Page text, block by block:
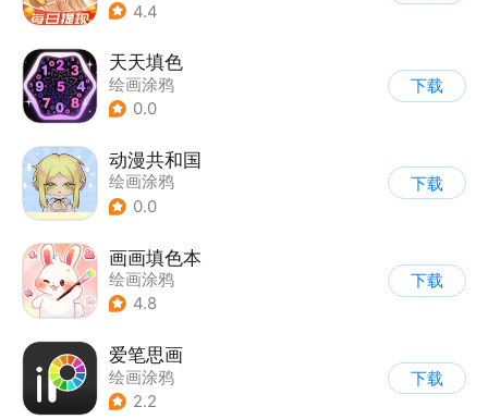
4.4
天天填色
绘画涂鸦
0.0
下载
动漫共和国
绘画涂鸦
0.0
下载
画画填色本
绘画涂鸦
4.8
下载
爱笔思画
绘画涂鸦
2.2
下载